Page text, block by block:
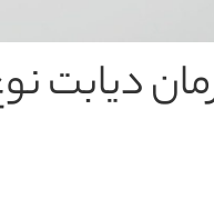
دیابت